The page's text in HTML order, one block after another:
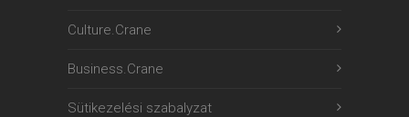
Culture.Crane
Business.Crane
Sütikezelési szabalyzat